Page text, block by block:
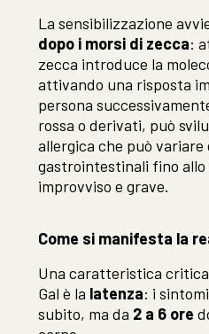
La sensibilizzazione
dopo i morsi di zecca:
zecca introduce la
attivando una risposta
persona
rossa o derivati, può
allergica che può
gastrointestinali fino allo
improvviso e grave.
Come si manifesta la
Una caratteristica
Gal è la latenza: i
subito, ma da 2 a 6 ore